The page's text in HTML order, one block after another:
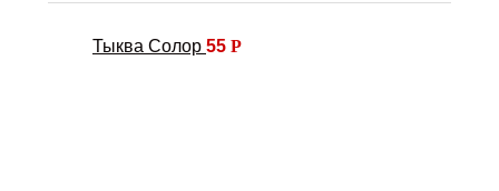
Тыква Солор 55 Р